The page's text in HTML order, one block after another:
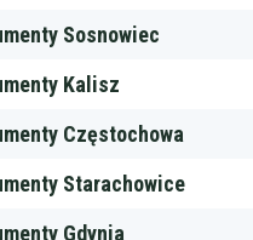
darmowa lekcja próbna
prace pisemne (pomoc)
Sosnowiec
Kalisz
Częstochowa
Starachowice
Gdynia